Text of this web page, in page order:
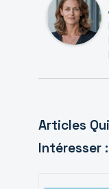
Articles
Intéresser :